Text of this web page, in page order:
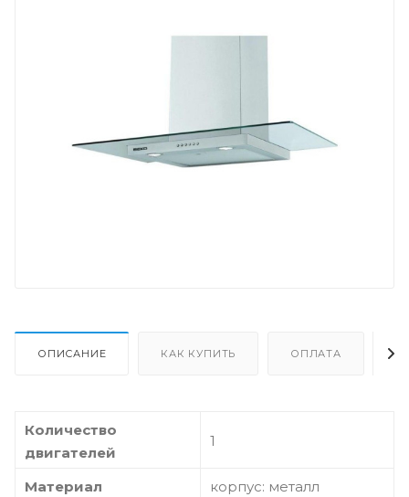
ОПИСАНИЕ КАК КУПИТЬ ОПЛАТА
Количество
двигателей
1
Материал
корпус: металл